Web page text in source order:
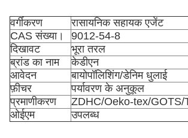
वर्गीकरण
रासायनिक सहायक एजेंट
CAS संख्या।
9012-54-8
दिखावट
भूरा तरल
ब्रांड का नाम
केडीएन
आवेदन
बायोपॉलिशिंग/डेनिम धुलाई
फ़ीचर
पर्यावरण के अनुकूल
प्रमाणीकरण
ZDHC/Oeko-tex/GOTS/
ओईएम
उपलब्ध